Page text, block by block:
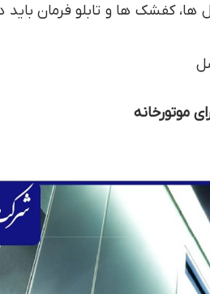
کفشک ها و تابلو فرمان
موتورخانه